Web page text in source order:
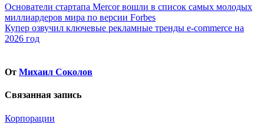
Навигация
по
записям
Основатели стартапа Mercor вошли в список самых молодых
миллиардеров мира по версии Forbes
Купер озвучил ключевые рекламные тренды e-commerce на
2026 год
От Михаил Соколов
Связанная запись
Корпорации